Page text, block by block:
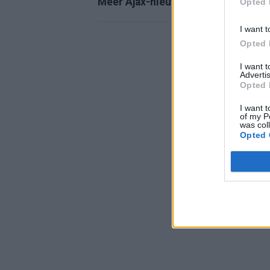
I want
Opted
I want
Opted
I want
of my
was
Opted